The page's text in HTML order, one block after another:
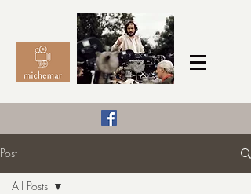
michemar
Post
All Posts